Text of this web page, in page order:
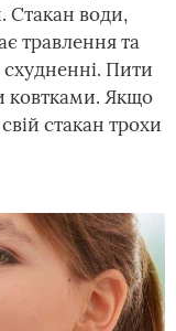
Стакан води,
травлення та
Пити
ковтками. Якщо
стакан трохи